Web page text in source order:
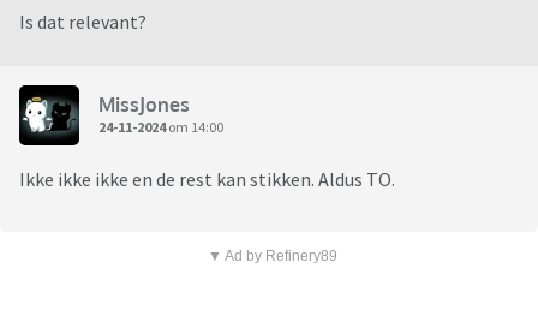
Is dat relevant?
MissJones
24-11-2024om 14:00
Ikke ikke ikke en de rest kan stikken. Aldus TO.
▼ Ad by Refinery89